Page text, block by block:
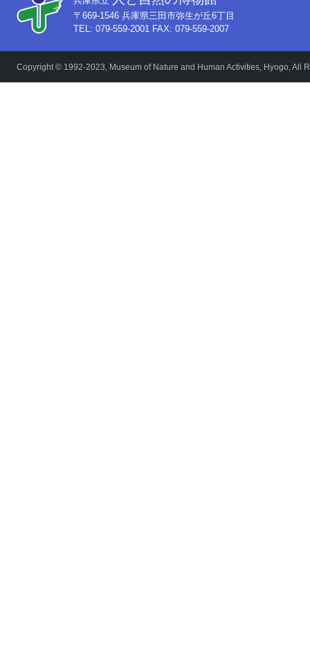
〒669-1546 兵庫県三田市弥生が丘6丁目
TEL: 079-559-2001 FAX: 079-559-2007
Copyright © 1992-2023, Museum of Nature and Human Activities, Hyogo, All